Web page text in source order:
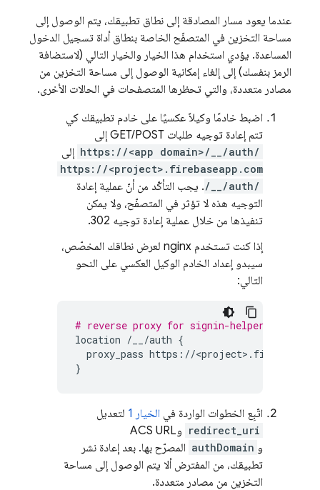
عندما يعود مسار المصادقة إلى نطاق تطبيقك، يتم الوصول إلى
مساحة التخزين في المتصفّح الخاصة بنطاق أداة تسجيل الدخول
المساعدة. يؤدي استخدام هذا الخيار والخيار التالي (لاستضافة
الرمز بنفسك) إلى إلغاء إمكانية الوصول إلى مساحة التخزين من
مصادر متعددة، والتي تحظرها المتصفحات في الحالات الأخرى.
اضبط خادمًا وكيلاً عكسيًا على خادم تطبيقك كي
تتم إعادة توجيه طلبات GET/POST إلى
https://<app domain>/__/auth/ إلى
https://<project>.firebaseapp.com
/__/auth/. يجب التأكّد من أنّ عملية إعادة
التوجيه هذه لا تؤثر في المتصفّح، ولا يمكن
تنفيذها من خلال عملية إعادة توجيه 302.
إذا كنت تستخدم nginx لعرض نطاقك المخصّص،
سيبدو إعداد الخادم الوكيل العكسي على النحو
التالي:
# reverse proxy for signin-helpers for
location /__/auth {
proxy_pass https://
}
اتّبِع الخطوات الواردة في الخيار 1 لتعديل
redirect_uri
وACS URL
و authDomain المصرّح بها. بعد إعادة نشر
تطبيقك، من المفترض ألا يتم الوصول إلى مساحة
التخزين من مصادر متعددة.